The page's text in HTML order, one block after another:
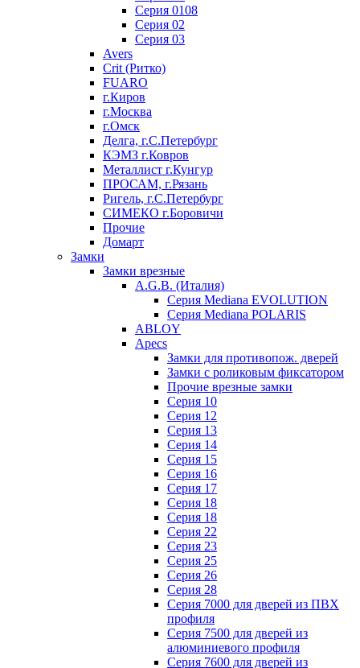
Серия 0108
Серия 02
Серия 03
Avers
Crit (Ритко)
FUARO
г.Киров
г.Москва
г.Омск
Делга, г.С.Петербург
КЭМЗ г.Ковров
Металлист г.Кунгур
ПРОСАМ, г.Рязань
Ригель, г.С.Петербург
СИМЕКО г.Боровичи
Прочие
Домарт
Замки
Замки врезные
A.G.B. (Италия)
Серия Mediana EVOLUTION
Серия Mediana POLARIS
ABLOY
Apecs
Замки для противопож. дверей
Замки с роликовым фиксатором
Прочие врезные замки
Серия 10
Серия 12
Серия 13
Серия 14
Серия 15
Серия 16
Серия 17
Серия 18
Серия 18
Серия 22
Серия 23
Серия 25
Серия 26
Серия 28
Серия 7000 для дверей из ПВХ
профиля
Серия 7500 для дверей из
алюминиевого профиля
Серия 7600 для дверей из